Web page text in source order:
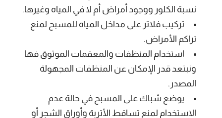
نسبة الكلور ووجود أمراض أم لا في المياه وغيرها.
تركيب فلاتر على مداخل المياه للمسبح لمنع
تراكم الأمراض.
استخدام المنظفات والمعقمات الموثوق فها
ونبتعد قدر الإمكان عن المنظفات المجهولة
المصدر.
يوضع شباك على المسبح في حالة عدم
الاستخدام لمنع تساقط الأتربة وأوراق الشجر أو